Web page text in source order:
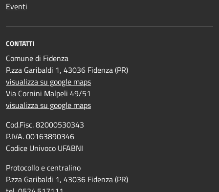
Eventi
CONTATTI
Comune di Fidenza
P.zza Garibaldi 1, 43036 Fidenza (PR)
visualizza su google maps
Via Cornini Malpeli 49/51
visualizza su google maps
Cod.Fisc. 82000530343
P.IVA. 00163890346
Codice Univoco UFABNI
Protocollo e centralino
P.zza Garibaldi 1, 43036 Fidenza (PR)